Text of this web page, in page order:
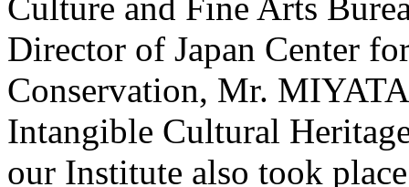
Culture and Fine Arts
Director of Japan Center
Conservation, Mr.
Intangible Cultural
our Institute also took